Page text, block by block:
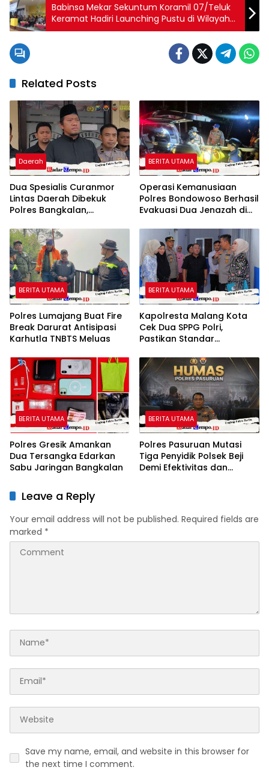
Babinsa Mekar Sekuntum Koramil 07/Teluk
Keramat Hadiri Launching Pustu di Wilayah
Binaan
Related Posts
Daerah
Dua Spesialis Curanmor
Lintas Daerah Dibekuk
Polres Bangkalan,
BERITA UTAMA
Operasi Kemanusiaan
Polres Bondowoso Berhasil
Evakuasi Dua Jenazah di
BERITA UTAMA
Polres Lumajang Buat Fire
Break Darurat Antisipasi
Karhutla TNBTS Meluas
BERITA UTAMA
Kapolresta Malang Kota
Cek Dua SPPG Polri,
Pastikan Standar
Pengelolaan Limbah
Berjalan Optimal
BERITA UTAMA
Polres Gresik Amankan
Dua Tersangka Edarkan
Sabu Jaringan Bangkalan
BERITA UTAMA
Polres Pasuruan Mutasi
Tiga Penyidik Polsek Beji
Demi Efektivitas dan
Leave a Reply
Your email address will not be published. Required fields are
marked *
Save my name, email, and website in this browser for
the next time I comment.